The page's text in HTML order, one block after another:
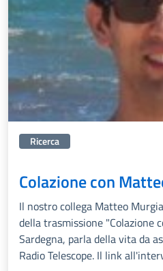
Categorie correlata:
Ricerca
Colazione con
Il nostro collega Matteo
della trasmissione "Colazione
Sardegna, parla della vita da
Radio Telescope. Il link